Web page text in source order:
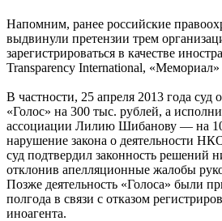
Напомним, ранее российские
выдвинули претензии трем
зарегистрироваться в качестве
Transparency International, «Мемориал»
В частности, 25 апреля 2013 года
«Голос» на 300 тыс. рублей, а
ассоциации Лилию Шибанову — на
нарушение закона о деятельности
суд подтвердил законность решений
отклонив апелляционные жалобы
Позже деятельность «Голоса» были
полгода в связи с отказом
иноагента.